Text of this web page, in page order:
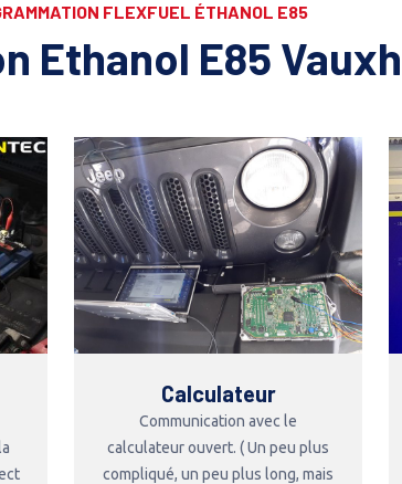
FLEXFUEL ÉTHANOL E85
Ethanol E85
Calculateur
Communication avec le
calculateur ouvert. ( Un peu plus
compliqué, un peu plus long, mais